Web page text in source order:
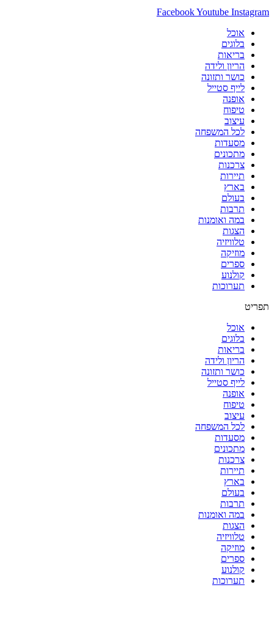
הבא
FacebookYoutube Instagram
אוכל
בלוגים
בריאות
הריון ולידה
כושר ותזונה
לייף סטייל
אופנה
טיפוח
עיצוב
לכל המשפחה
מסעדות
מתכונים
צרכנות
תיירות
בארץ
בעולם
תרבות
במה ואומנות
הצגות
טלוויזיה
מוזיקה
ספרים
קולנוע
תערוכות
תפריט
אוכל
בלוגים
בריאות
הריון ולידה
כושר ותזונה
לייף סטייל
אופנה
טיפוח
עיצוב
לכל המשפחה
מסעדות
מתכונים
צרכנות
תיירות
בארץ
בעולם
תרבות
במה ואומנות
הצגות
טלוויזיה
מוזיקה
ספרים
קולנוע
תערוכות